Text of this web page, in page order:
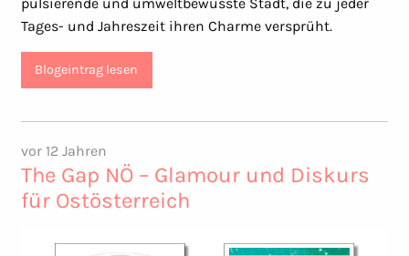
Tages- und Jahreszeit ihren Charme versprüht.
Blogeintrag lesen
vor 12 Jahren
The Gap NÖ – Glamour und Diskurs
für Ostösterreich